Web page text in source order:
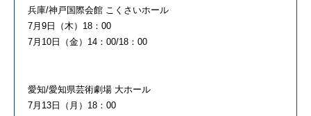
兵庫/神戸国際会館 こくさいホール
7月9日（木）18：00
7月10日（金）14：00/18：00
愛知/愛知県芸術劇場 大ホール
7月13日（月）18：00